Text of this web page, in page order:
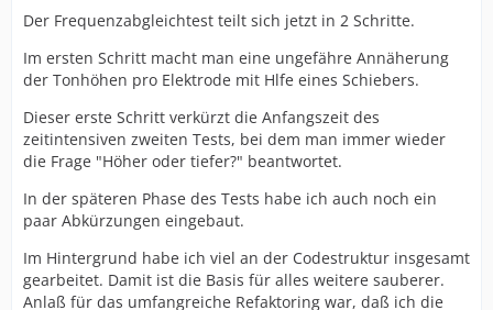
Der Frequenzabgleichtest teilt sich jetzt in 2 Schritte.
Im ersten Schritt macht man eine ungefähre Annäherung
der Tonhöhen pro Elektrode mit Hlfe eines Schiebers.
Dieser erste Schritt verkürzt die Anfangszeit des
zeitintensiven zweiten Tests, bei dem man immer wieder
die Frage "Höher oder tiefer?" beantwortet.
In der späteren Phase des Tests habe ich auch noch ein
paar Abkürzungen eingebaut.
Im Hintergrund habe ich viel an der Codestruktur insgesamt
gearbeitet. Damit ist die Basis für alles weitere sauberer.
Anlaß für das umfangreiche Refaktoring war, daß ich die